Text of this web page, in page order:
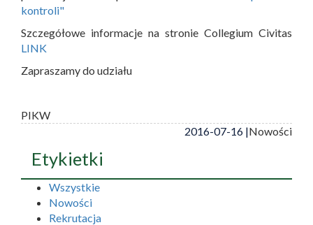
kontroli"
Szczegółowe informacje na stronie Collegium Civitas
LINK
Zapraszamy do udziału
PIKW
2016-07-16 |Nowości
Etykietki
Wszystkie
Nowości
Rekrutacja